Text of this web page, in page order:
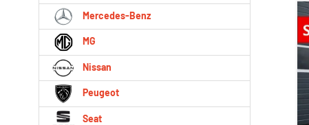
Mercedes-Benz
MG
Nissan
Peugeot
Seat